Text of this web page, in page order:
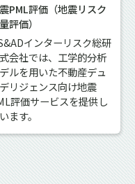
PML評価（地震リスク
評価）
インターリスク総研
会社では、工学的分析
ルを用いた不動産デュ
リジェンス向け地震
評価サービスを提供し
ます。